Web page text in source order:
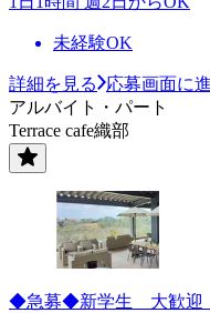
未経験OK
詳細を見る
応募画面に
アルバイト・パート
Terrace cafe織部
◆急募◆新学生 大歓迎